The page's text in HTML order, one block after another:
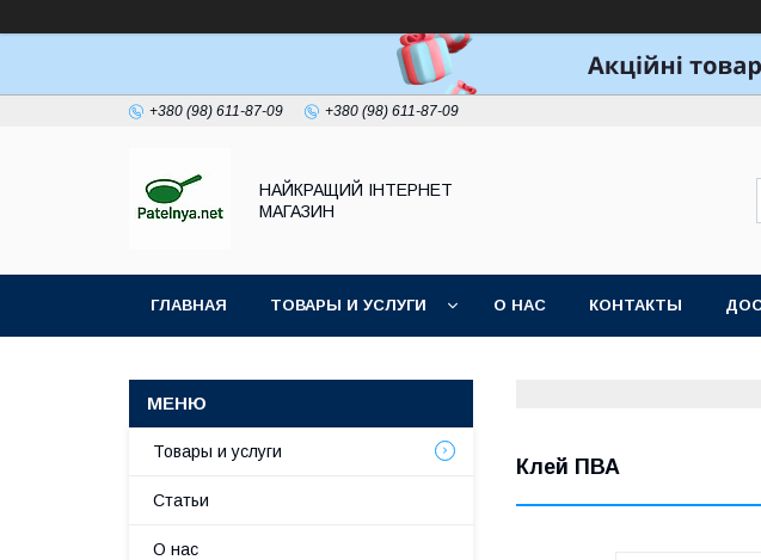
+380 (98) 611-87-09 +380 (98) 611-87-09
НАЙКРАЩИЙ ІНТЕРНЕТ
МАГАЗИН
ГЛАВНАЯ ТОВАРЫ И УСЛУГИ О НАС КОНТАКТЫ
Клей ПВА
Товары и услуги
Статьи
О нас